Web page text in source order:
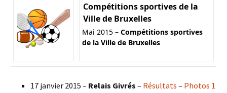
Compétitions sportives de la
Ville de Bruxelles
Mai 2015 – Compétitions sportives
de la Ville de Bruxelles
17 janvier 2015 – Relais Givrés – Résultats – Photos 1